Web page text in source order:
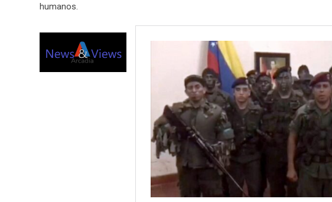
humanos.